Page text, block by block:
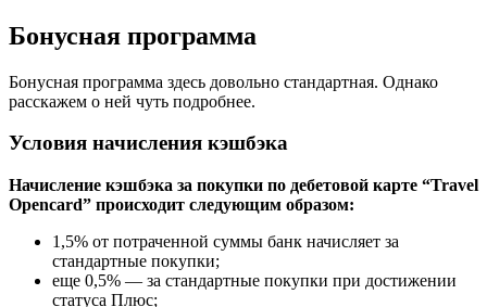
Бонусная программа
Бонусная программа здесь довольно стандартная. Однако
расскажем о ней чуть подробнее.
Условия начисления кэшбэка
Начисление кэшбэка за покупки по дебетовой карте “Travel
Opencard” происходит следующим образом:
1,5% от потраченной суммы банк начисляет за
стандартные покупки;
еще 0,5% — за стандартные покупки при достижении
статуса Плюс;